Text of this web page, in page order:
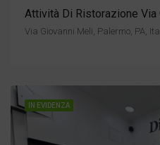
Attività Di Ristorazione Via
Via Giovanni Meli, Palermo, PA,
IN EVIDENZA